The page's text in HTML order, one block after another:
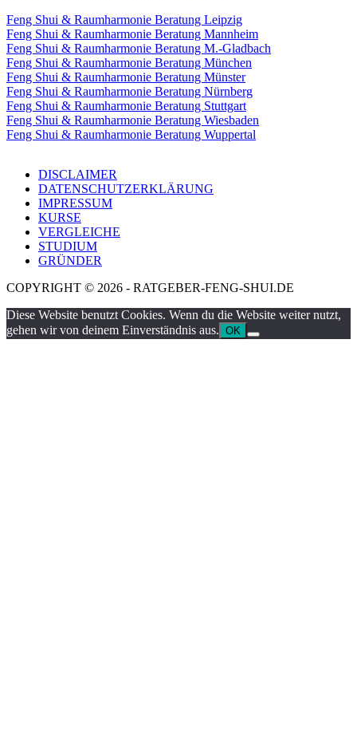
Feng Shui & Raumharmonie Beratung Leipzig
Feng Shui & Raumharmonie Beratung Mannheim
Feng Shui & Raumharmonie Beratung M.-Gladbach
Feng Shui & Raumharmonie Beratung München
Feng Shui & Raumharmonie Beratung Münster
Feng Shui & Raumharmonie Beratung Nürnberg
Feng Shui & Raumharmonie Beratung Stuttgart
Feng Shui & Raumharmonie Beratung Wiesbaden
Feng Shui & Raumharmonie Beratung Wuppertal
DISCLAIMER
DATENSCHUTZERKLÄRUNG
IMPRESSUM
KURSE
VERGLEICHE
STUDIUM
GRÜNDER
COPYRIGHT © 2026 - RATGEBER-FENG-SHUI.DE
Diese Website benutzt Cookies. Wenn du die Website weiter nutzt,
gehen wir von deinem Einverständnis aus. OK